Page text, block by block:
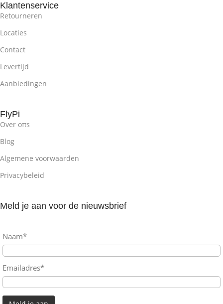
Klantenservice
Retourneren
Locaties
Contact
Levertijd
Aanbiedingen
FlyPi
Over oπs
Blog
Algemene voorwaarden
Privacybeleid
Meld je aan voor de nieuwsbrief
Naam*
Emailadres*